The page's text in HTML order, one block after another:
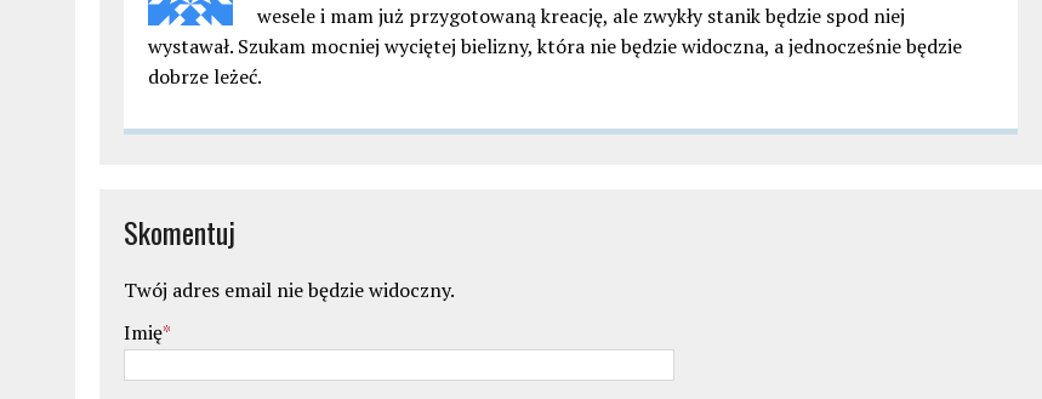
wesele i mam już przygotowaną kreację, ale zwykły stanik będzie spod niej
wystawał. Szukam mocniej wyciętej bielizny, która nie będzie widoczna, a jednocześnie będzie
dobrze leżeć.
Skomentuj
Twój adres email nie będzie widoczny.
Imię*